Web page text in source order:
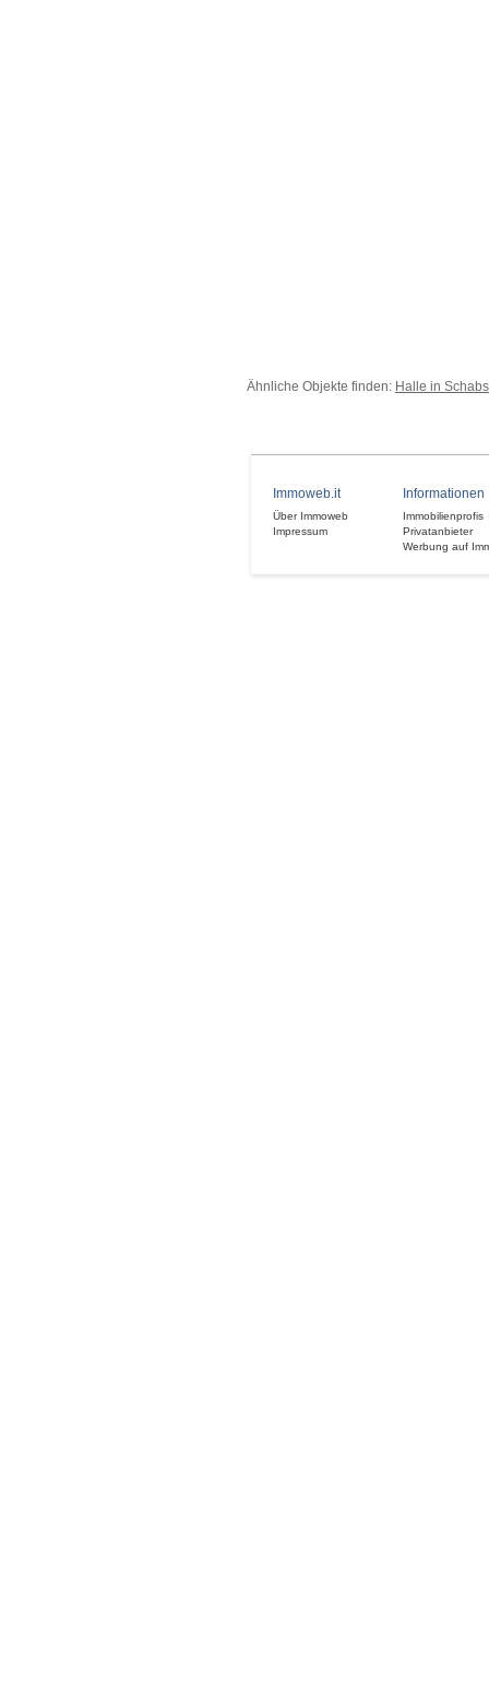
Ähnliche Objekte finden: Halle in Schabs
Immoweb.it
Über Immoweb
Impressum
Informationen
Immobilienprofis
Privatanbieter
Werbung auf